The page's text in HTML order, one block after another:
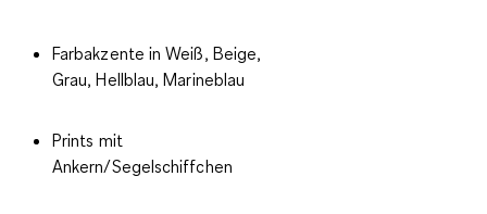
Farbakzente in Weiß, Beige,
Grau, Hellblau, Marineblau
Prints mit
Ankern/Segelschiffchen